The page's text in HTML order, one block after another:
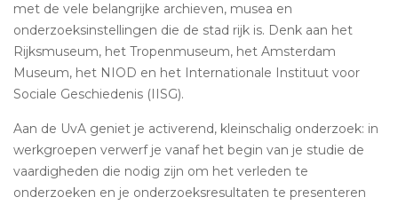
met de vele belangrijke archieven, musea en
onderzoeksinstellingen die de stad rijk is. Denk aan het
Rijksmuseum, het Tropenmuseum, het Amsterdam
Museum, het NIOD en het Internationale Instituut voor
Sociale Geschiedenis (IISG).
Aan de UvA geniet je activerend, kleinschalig onderzoek: in
werkgroepen verwerf je vanaf het begin van je studie de
vaardigheden die nodig zijn om het verleden te
onderzoeken en je onderzoeksresultaten te presenteren